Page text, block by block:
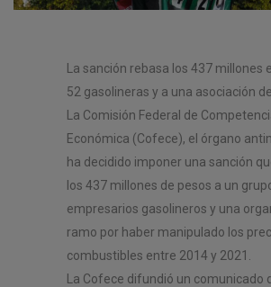
La sanción rebasa los 437 millones
52 gasolineras y a una asociación
La Comisión Federal de
Económica (Cofece), el órgano
ha decidido imponer una sanción
los 437 millones de pesos a un
empresarios gasolineros y una
ramo por haber manipulado los
combustibles entre 2014 y 2021.
La Cofece difundió un comunicado